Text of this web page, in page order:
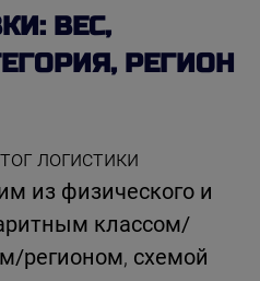
ВЕС,
РЕГИОН
логистики
из физического и
классом/
регионом, схемой